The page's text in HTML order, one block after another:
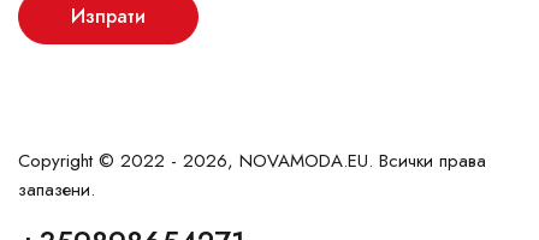
Изпрати
Copyright © 2022 - 2026, NOVAMODA.EU. Всички права
запазени.